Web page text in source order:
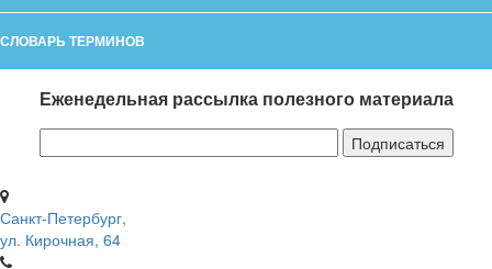
СЛОВАРЬ ТЕРМИНОВ
Еженедельная рассылка полезного материала
Санкт-Петербург,
ул. Кирочная, 64